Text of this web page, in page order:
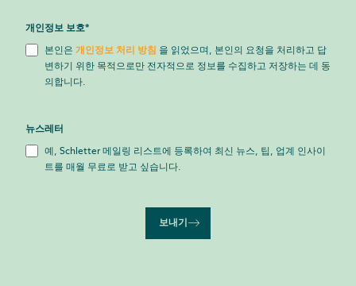
개인정보 보호*
본인은 개인정보 처리 방침 을 읽었으며, 본인의 요청을 처리하고 답
변하기 위한 목적으로만 전자적으로 정보를 수집하고 저장하는 데 동
의합니다.
뉴스레터
예, Schletter 메일링 리스트에 등록하여 최신 뉴스, 팁, 업계 인사이
트를 매월 무료로 받고 싶습니다.
보내기